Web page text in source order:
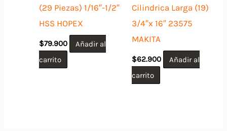
(29 Piezas) 1/16″-1/2″
HSS HOPEX
$79.900
Añadir al
carrito
Cilindrica Larga (19)
3/4″x 16″ 23575
MAKITA
$62.900
Añadir al
carrito